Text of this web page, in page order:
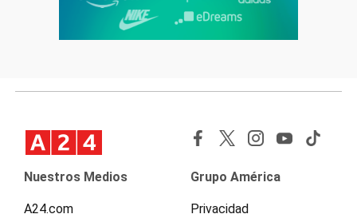
Nuestros Medios
A24.com
Grupo América
Privacidad